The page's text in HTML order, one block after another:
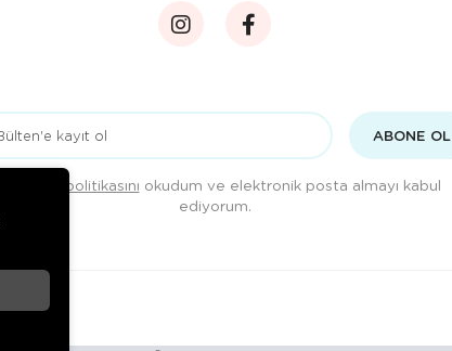
ABONE OL
Gizlilik politikasını okudum ve elektronik posta almayı kabul
ediyorum.